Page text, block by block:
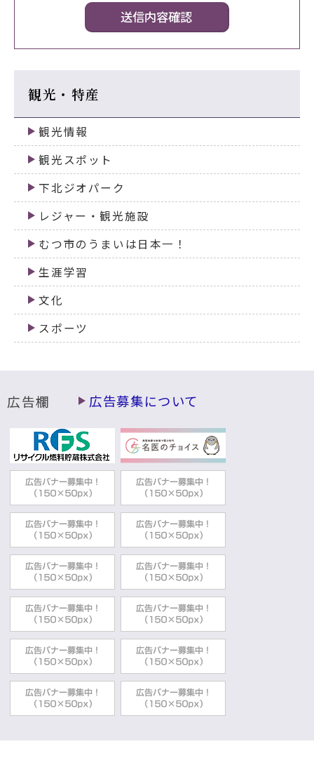
観光・特産
観光情報
観光スポット
下北ジオパーク
レジャー・観光施設
むつ市のうまいは日本一！
生涯学習
文化
スポーツ
広告欄 広告募集について